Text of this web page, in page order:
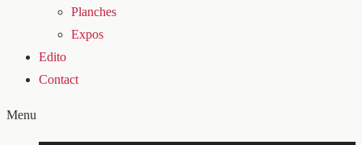
Planches
Expos
Edito
Contact
Menu